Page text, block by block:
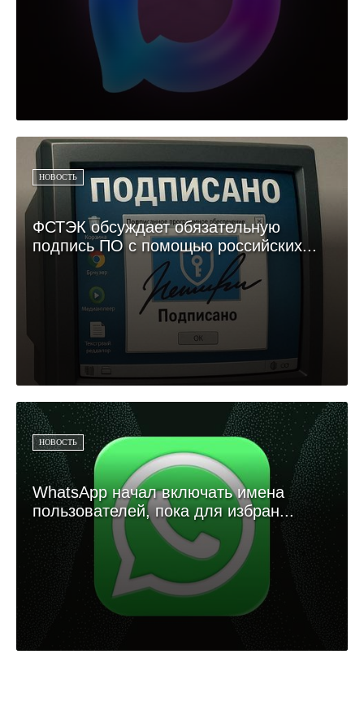
НОВОСТЬ
ФСТЭК обсуждает обязательную
подпись ПО с помощью российских...
НОВОСТЬ
WhatsApp начал включать имена
пользователей, пока для избран...